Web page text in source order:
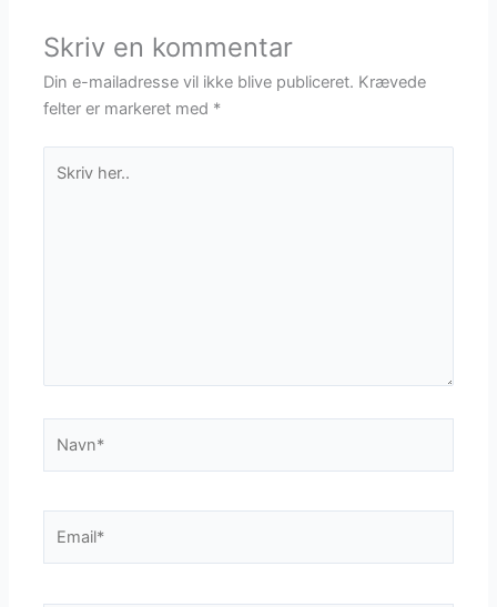
Skriv en kommentar
Din e-mailadresse vil ikke blive publiceret. Krævede
felter er markeret med *
her..